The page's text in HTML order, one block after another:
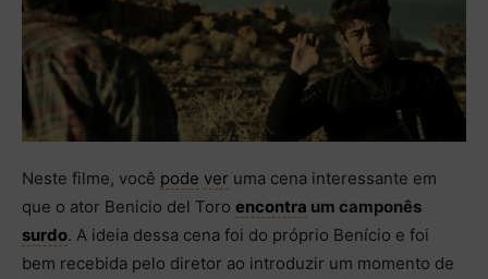
Neste filme, você pode ver uma cena interessante em
que o ator Benicio del Toro encontra um camponês
surdo. A ideia dessa cena foi do próprio Benício e foi
bem recebida pelo diretor ao introduzir um momento de